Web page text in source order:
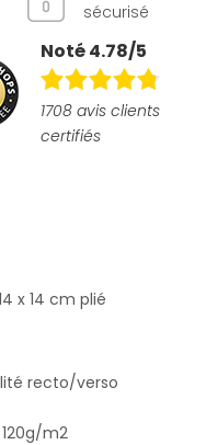
sécurisé
Noté 4.78/5
1708 avis clients
certifiés
x 14 cm plié
recto/verso
m2